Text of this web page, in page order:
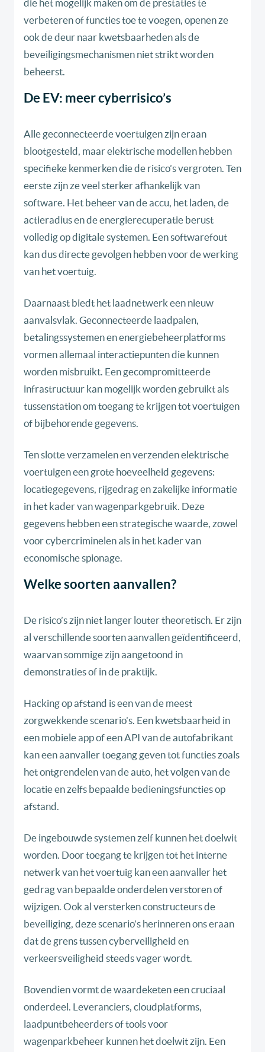
die het mogelijk maken om de prestaties te
verbeteren of functies toe te voegen, openen ze
ook de deur naar kwetsbaarheden als de
beveiligingsmechanismen niet strikt worden
beheerst.
De EV: meer cyberrisico’s
Alle geconnecteerde voertuigen zijn eraan
blootgesteld, maar elektrische modellen hebben
specifieke kenmerken die de risico’s vergroten. Ten
eerste zijn ze veel sterker afhankelijk van
software. Het beheer van de accu, het laden, de
actieradius en de energierecuperatie berust
volledig op digitale systemen. Een softwarefout
kan dus directe gevolgen hebben voor de werking
van het voertuig.
Daarnaast biedt het laadnetwerk een nieuw
aanvalsvlak. Geconnecteerde laadpalen,
betalingssystemen en energiebeheerplatforms
vormen allemaal interactiepunten die kunnen
worden misbruikt. Een gecompromitteerde
infrastructuur kan mogelijk worden gebruikt als
tussenstation om toegang te krijgen tot voertuigen
of bijbehorende gegevens.
Ten slotte verzamelen en verzenden elektrische
voertuigen een grote hoeveelheid gegevens:
locatiegegevens, rijgedrag en zakelijke informatie
in het kader van wagenparkgebruik. Deze
gegevens hebben een strategische waarde, zowel
voor cybercriminelen als in het kader van
economische spionage.
Welke soorten aanvallen?
De risico’s zijn niet langer louter theoretisch. Er zijn
al verschillende soorten aanvallen geïdentificeerd,
waarvan sommige zijn aangetoond in
demonstraties of in de praktijk.
Hacking op afstand is een van de meest
zorgwekkende scenario’s. Een kwetsbaarheid in
een mobiele app of een API van de autofabrikant
kan een aanvaller toegang geven tot functies zoals
het ontgrendelen van de auto, het volgen van de
locatie en zelfs bepaalde bedieningsfuncties op
afstand.
De ingebouwde systemen zelf kunnen het doelwit
worden. Door toegang te krijgen tot het interne
netwerk van het voertuig kan een aanvaller het
gedrag van bepaalde onderdelen verstoren of
wijzigen. Ook al versterken constructeurs de
beveiliging, deze scenario’s herinneren ons eraan
dat de grens tussen cyberveiligheid en
verkeersveiligheid steeds vager wordt.
Bovendien vormt de waardeketen een cruciaal
onderdeel. Leveranciers, cloudplatforms,
laadpuntbeheerders of tools voor
wagenparkbeheer kunnen het doelwit zijn. Een